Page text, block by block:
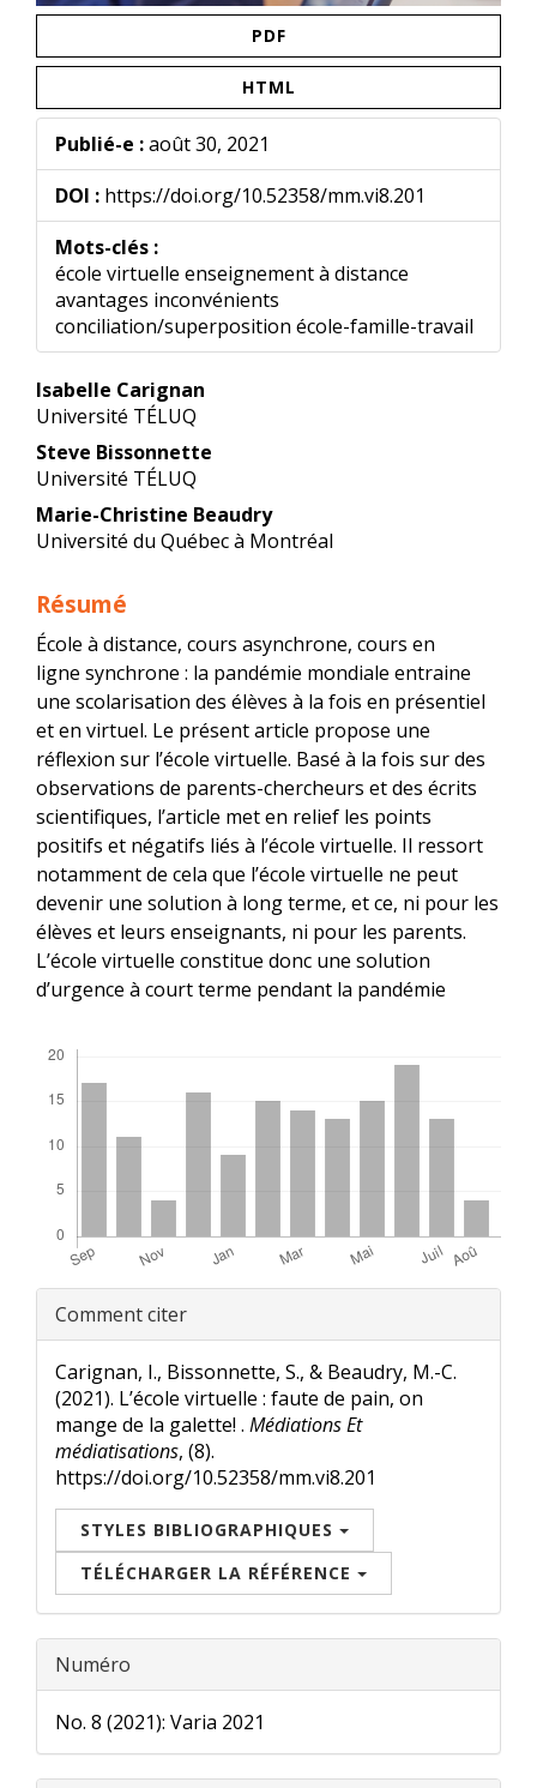
PDF
HTML
Publié-e :août 30, 2021
DOI : https://doi.org/10.52358/mm.vi8.201
Mots-clés :
école virtuelle enseignement à distance
avantages inconvénients
conciliation/superposition école-famille-travail
Contenu
principal
de
l'article
Isabelle Carignan
Université TÉLUQ
Steve Bissonnette
Université TÉLUQ
Marie-Christine Beaudry
Université du Québec à Montréal
Résumé
École à distance, cours asynchrone, cours en
ligne synchrone : la pandémie mondiale entraine
une scolarisation des élèves à la fois en présentiel
et en virtuel. Le présent article propose une
réflexion sur l’école virtuelle. Basé à la fois sur des
observations de parents-chercheurs et des écrits
scientifiques, l’article met en relief les points
positifs et négatifs liés à l’école virtuelle. Il ressort
notamment de cela que l’école virtuelle ne peut
devenir une solution à long terme, et ce, ni pour les
élèves et leurs enseignants, ni pour les parents.
L’école virtuelle constitue donc une solution
d’urgence à court terme pendant la pandémie
Renseignements
sur
l'article
Comment citer
Carignan, I., Bissonnette, S., & Beaudry, M.-C.
(2021). L’école virtuelle : faute de pain, on
mange de la galette! . Médiations Et
médiatisations, (8).
https://doi.org/10.52358/mm.vi8.201
STYLES BIBLIOGRAPHIQUES
TÉLÉCHARGER LA RÉFÉRENCE
Numéro
No. 8 (2021): Varia 2021